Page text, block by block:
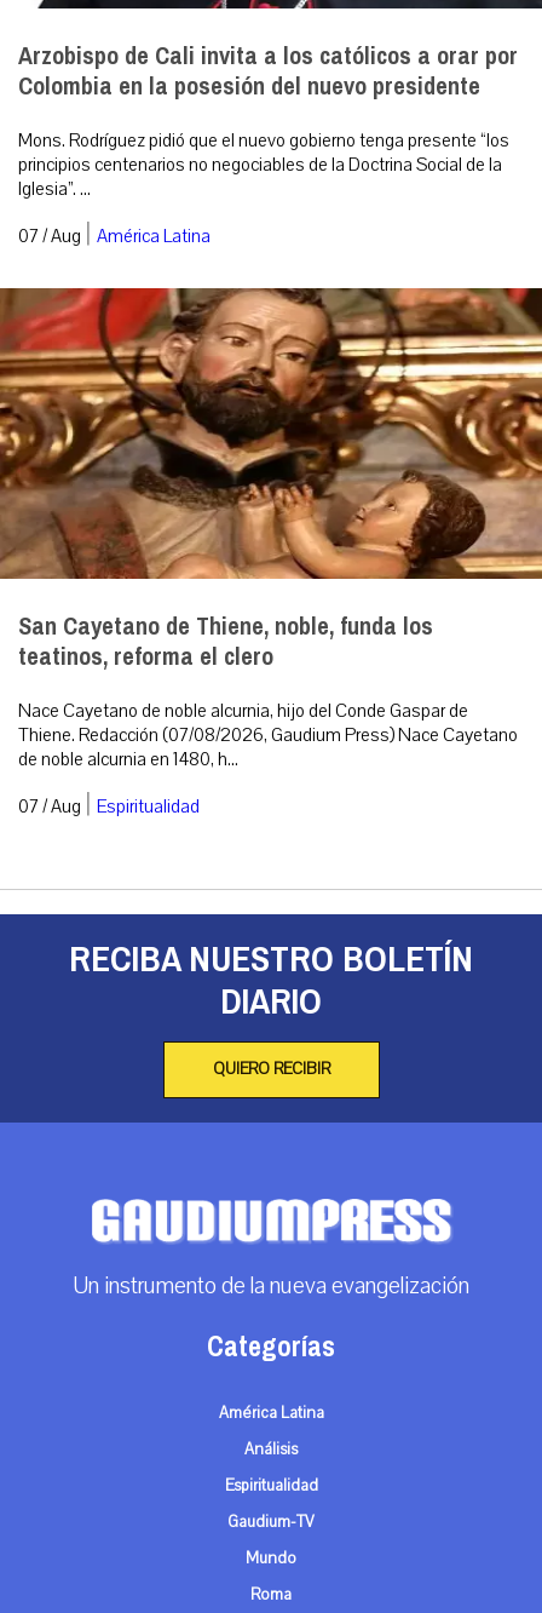
Arzobispo de Cali invita a los católicos a orar por
Colombia en la posesión del nuevo presidente
Mons. Rodríguez pidió que el nuevo gobierno tenga presente “los
principios centenarios no negociables de la Doctrina Social de la
Iglesia”. ...
07 / Aug | América Latina
San Cayetano de Thiene, noble, funda los
teatinos, reforma el clero
Nace Cayetano de noble alcurnia, hijo del Conde Gaspar de
Thiene. Redacción (07/08/2026, Gaudium Press) Nace Cayetano
de noble alcurnia en 1480, h...
07 / Aug | Espiritualidad
RECIBA NUESTRO BOLETÍN
DIARIO
QUIERO RECIBIR
Un instrumento de la nueva evangelización
Categorías
América Latina
Análisis
Espiritualidad
Gaudium-TV
Mundo
Roma